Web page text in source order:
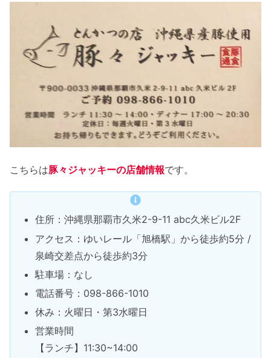
こちらは豚々ジャッキーの店舗情報です。
住所：沖縄県那覇市久米2-9-11 abc久米ビル2F
アクセス：ゆいレール「旭橋駅」から徒歩約5分 /
泉崎交差点から徒歩約3分
駐車場：なし
電話番号：098-866-1010
休み：火曜日・第3水曜日
営業時間
【ランチ】11:30~14:00